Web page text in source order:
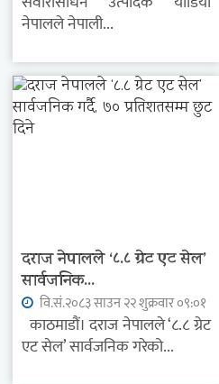
नेपालले नेपाली...
दराज नेपालले ‘८.८ ग्रेट एट सेल’
सार्वजनिक...
वि.सं.२०८३ साउन २२ शुक्रवार ०९:०१
काठमाडौं। दराज नेपालले ‘८.८ ग्रेट
एट सेल’ सार्वजनिक गरेको...